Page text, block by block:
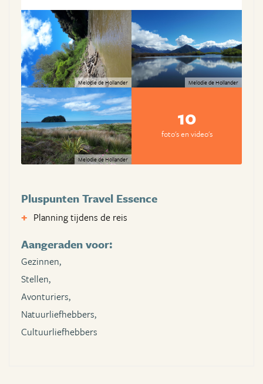
Melodie de Hollander Melodie de Hollander
Melodie de Hollander
10
foto's en video's
Pluspunten Travel Essence
Planning tijdens de reis
Aangeraden voor:
Gezinnen,
Stellen,
Avonturiers,
Natuurliefhebbers,
Cultuurliefhebbers